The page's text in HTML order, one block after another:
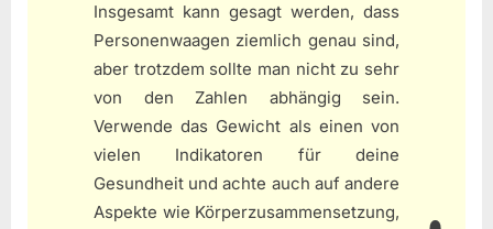
Insgesamt kann gesagt werden, dass
Personenwaagen ziemlich genau sind,
aber trotzdem sollte man nicht zu sehr
von den Zahlen abhängig sein.
Verwende das Gewicht als einen von
vielen Indikatoren für deine
Gesundheit und achte auch auf andere
Aspekte wie Körperzusammensetzung,